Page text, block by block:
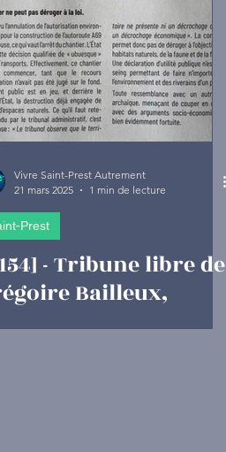
Vivre Saint-Prest Autrement
21 mars 2025
1 min de lecture
Prest
- Tribune libre de
Bailleux,
de Gasville-